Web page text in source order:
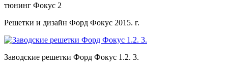
тюнинг Фокус 2
Решетки и дизайн Форд Фокус 2015. г.
Заводские решетки Форд Фокус 1.2. 3.